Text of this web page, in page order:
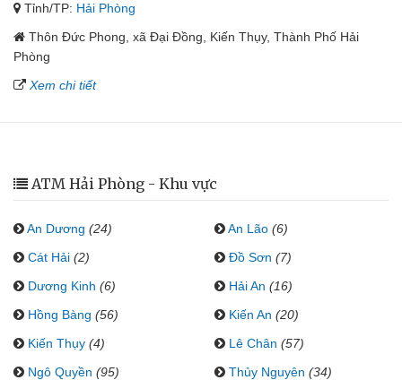
Tỉnh/TP: Hải Phòng
Thôn Đức Phong, xã Đại Đồng, Kiến Thụy, Thành Phố Hải
Phòng
Xem chi tiết
ATM Hải Phòng - Khu vực
An Dương (24) An Lão (6)
Cát Hải (2) Đồ Sơn (7)
Dương Kinh (6) Hải An (16)
Hồng Bàng (56) Kiến An (20)
Kiến Thụy (4) Lê Chân (57)
Ngô Quyền (95) Thủy Nguyên (34)